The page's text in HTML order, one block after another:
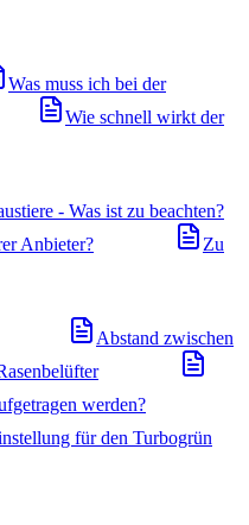
Was muss ich bei der
Wie schnell wirkt der
- Was ist zu beachten?
Anbieter?
Zu
Abstand zwischen
werden?
für den Turbogrün